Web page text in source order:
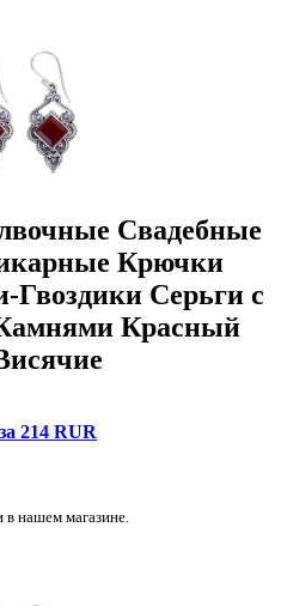
Свадебные
Крючки
Гвоздики Серьги с
Красный
214 RUR
в нашем магазине.